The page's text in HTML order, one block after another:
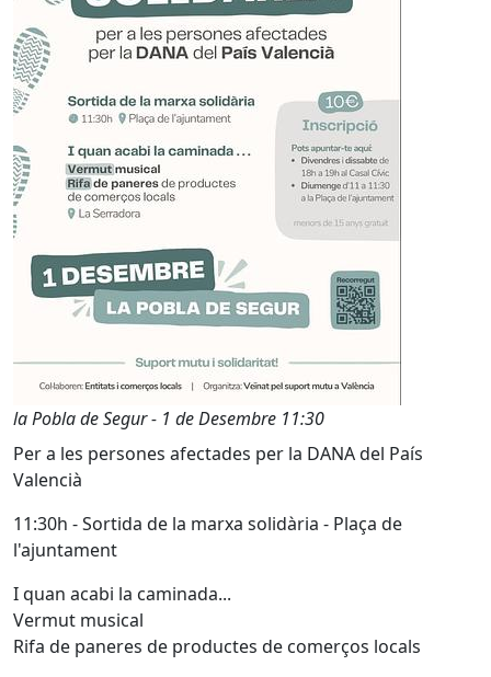
la Pobla de Segur - 1 de Desembre 11:30
Per a les persones afectades per la DANA del País
Valencià
11:30h - Sortida de la marxa solidària - Plaça de
l'ajuntament
I quan acabi la caminada...
Vermut musical
Rifa de paneres de productes de comerços locals